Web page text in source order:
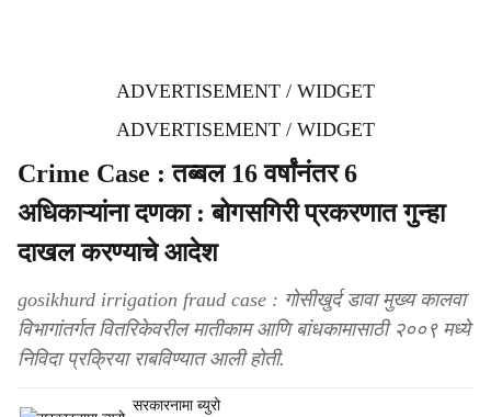
ADVERTISEMENT / WIDGET
ADVERTISEMENT / WIDGET
Crime Case : तब्बल 16 वर्षांनंतर 6
अधिकाऱ्यांना दणका : बोगसगिरी प्रकरणात गुन्हा
दाखल करण्याचे आदेश
gosikhurd irrigation fraud case : गोसीखुर्द डावा मुख्य कालवा
विभागांतर्गत वितरिकेवरील मातीकाम आणि बांधकामासाठी २००९ मध्ये
निविदा प्रक्रिया राबविण्यात आली होती.
सरकारनामा ब्युरो